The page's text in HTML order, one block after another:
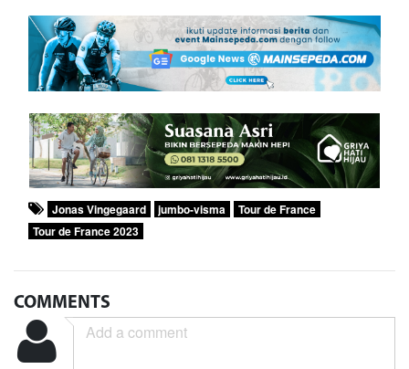
Jonas Vingegaard jumbo-visma
Tour de France
Tour de France 2023
COMMENTS